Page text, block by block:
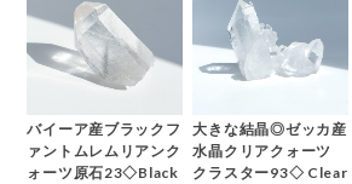
バイーア産ブラックフ
ァントムレムリアンク
ォーツ原石23◇Black
大きな結晶◎ゼッカ産
水晶クリアクォーツ
クラスター93◇ Clear